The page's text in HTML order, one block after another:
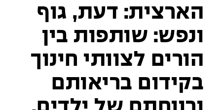
הארצית: דעת, גוף
ונפש: שותפות בין
הורים לצוותי חינוך
בקידום בריאותם